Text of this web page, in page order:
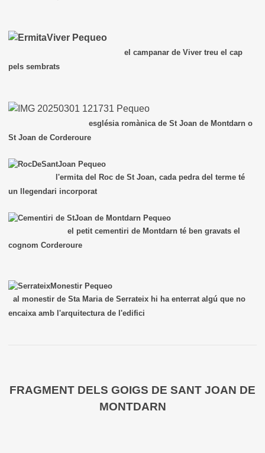
el campanar de Viver treu el cap
pels sembrats
església romànica de St Joan de Montdarn o
St Joan de Corderoure
l'ermita del Roc de St Joan, cada pedra del terme té
un llegendari incorporat
el petit cementiri de Montdarn té ben gravats el
cognom Corderoure
al monestir de Sta Maria de Serrateix hi ha enterrat algú que no
encaixa amb l'arquitectura de l'edifici
FRAGMENT DELS GOIGS DE SANT JOAN DE
MONTDARN